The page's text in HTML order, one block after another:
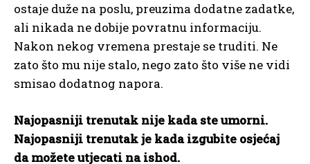
ostaje duže na poslu, preuzima dodatne zadatke,
ali nikada ne dobije povratnu informaciju.
Nakon nekog vremena prestaje se truditi. Ne
zato što mu nije stalo, nego zato što više ne vidi
smisao dodatnog napora.
Najopasniji trenutak nije kada ste umorni.
Najopasniji trenutak je kada izgubite osjećaj
da možete utjecati na ishod.